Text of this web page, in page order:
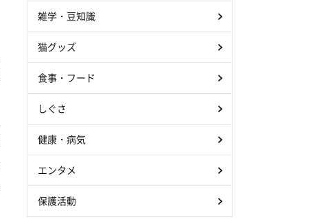
雑学・豆知識
猫グッズ
食事・フード
しぐさ
健康・病気
エンタメ
保護活動